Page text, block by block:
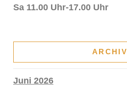
Sa 11.00 Uhr-17.00 Uhr
ARCHIV
Juni 2026